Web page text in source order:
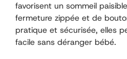
favorisent un sommeil
fermeture zippée et de
pratique et sécurisée, elles
facile sans déranger bébé.